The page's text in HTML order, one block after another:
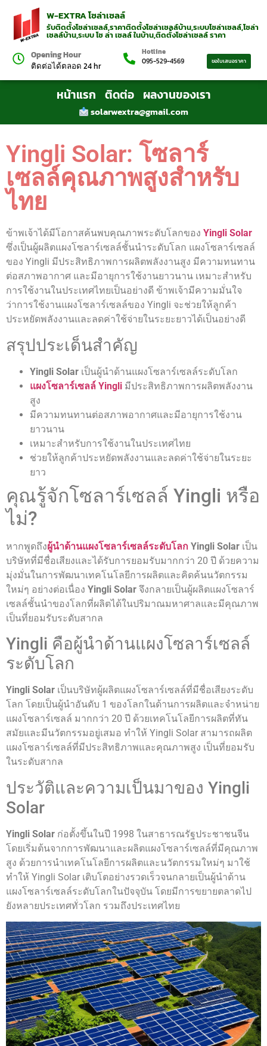
W-EXTRA โซล่าเซลล์
รับติดตั้งโซล่าเซลล์,ราคาติดตั้งโซล่าเซลล์บ้าน,ระบบโซล่าเซลล์,โซล่า
เซลล์บ้าน,ระบบ โซ ล่า เซลล์ ในบ้าน,ติดตั้งโซล่าเซลล์ ราคา
Opening Hour
ติดต่อได้ตลอด 24 hr
Hotline
095-529-4569
ขอใบเสนอราคา
หน้าแรก ติดต่อ ผลงานของเรา
solarwextra@gmail.com
Yingli Solar: โซลาร์
เซลล์คุณภาพสูงสำหรับ
ไทย
ข้าพเจ้าได้มีโอกาสค้นพบคุณภาพระดับโลกของ Yingli Solar
ซึ่งเป็นผู้ผลิตแผงโซลาร์เซลล์ชั้นนำระดับโลก แผงโซลาร์เซลล์
ของ Yingli มีประสิทธิภาพการผลิตพลังงานสูง มีความทนทาน
ต่อสภาพอากาศ และมีอายุการใช้งานยาวนาน เหมาะสำหรับ
การใช้งานในประเทศไทยเป็นอย่างดี ข้าพเจ้ามีความมั่นใจ
ว่าการใช้งานแผงโซลาร์เซลล์ของ Yingli จะช่วยให้ลูกค้า
ประหยัดพลังงานและลดค่าใช้จ่ายในระยะยาวได้เป็นอย่างดี
สรุปประเด็นสำคัญ
Yingli Solar เป็นผู้นำด้านแผงโซลาร์เซลล์ระดับโลก
แผงโซลาร์เซลล์ Yingli มีประสิทธิภาพการผลิตพลังงาน
สูง
มีความทนทานต่อสภาพอากาศและมีอายุการใช้งาน
ยาวนาน
เหมาะสำหรับการใช้งานในประเทศไทย
ช่วยให้ลูกค้าประหยัดพลังงานและลดค่าใช้จ่ายในระยะ
ยาว
คุณรู้จักโซลาร์เซลล์ Yingli หรือ
ไม่?
หากพูดถึงผู้นำด้านแผงโซลาร์เซลล์ระดับโลก Yingli Solar เป็น
บริษัทที่มีชื่อเสียงและได้รับการยอมรับมากกว่า 20 ปี ด้วยความ
มุ่งมั่นในการพัฒนาเทคโนโลยีการผลิตและคิดค้นนวัตกรรม
ใหม่ๆ อย่างต่อเนื่อง Yingli Solar จึงกลายเป็นผู้ผลิตแผงโซลาร์
เซลล์ชั้นนำของโลกที่ผลิตได้ในปริมาณมหาศาลและมีคุณภาพ
เป็นที่ยอมรับระดับสากล
Yingli คือผู้นำด้านแผงโซลาร์เซลล์
ระดับโลก
Yingli Solar เป็นบริษัทผู้ผลิตแผงโซลาร์เซลล์ที่มีชื่อเสียงระดับ
โลก โดยเป็นผู้นำอันดับ 1 ของโลกในด้านการผลิตและจำหน่าย
แผงโซลาร์เซลล์ มากกว่า 20 ปี ด้วยเทคโนโลยีการผลิตที่ทัน
สมัยและมีนวัตกรรมอยู่เสมอ ทำให้ Yingli Solar สามารถผลิต
แผงโซลาร์เซลล์ที่มีประสิทธิภาพและคุณภาพสูง เป็นที่ยอมรับ
ในระดับสากล
ประวัติและความเป็นมาของ Yingli
Solar
Yingli Solar ก่อตั้งขึ้นในปี 1998 ในสาธารณรัฐประชาชนจีน
โดยเริ่มต้นจากการพัฒนาและผลิตแผงโซลาร์เซลล์ที่มีคุณภาพ
สูง ด้วยการนำเทคโนโลยีการผลิตและนวัตกรรมใหม่ๆ มาใช้
ทำให้ Yingli Solar เติบโตอย่างรวดเร็วจนกลายเป็นผู้นำด้าน
แผงโซลาร์เซลล์ระดับโลกในปัจจุบัน โดยมีการขยายตลาดไป
ยังหลายประเทศทั่วโลก รวมถึงประเทศไทย